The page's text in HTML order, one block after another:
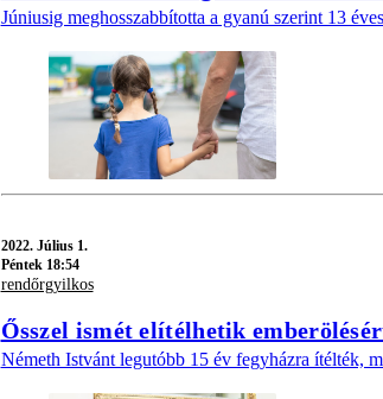
Júniusig meghosszabbította a gyanú szerint 13
2022. Július 1.
Péntek 18:54
rendőrgyilkos
Ősszel ismét elítélhetik
Németh Istvánt legutóbb 15 év fegyházra ítélték,